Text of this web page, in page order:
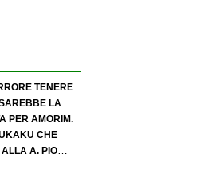
TENERE
LA
PER AMORIM.
CHE
A. PIO